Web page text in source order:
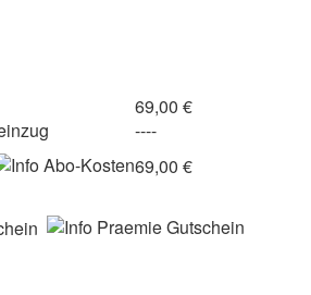
69,00 €
----
69,00 €